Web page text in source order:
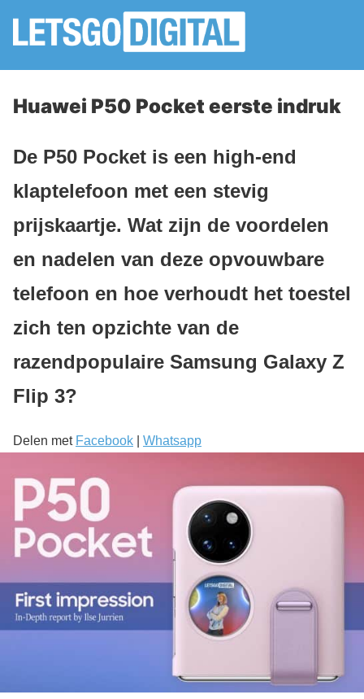
Huawei P50 Pocket eerste indruk
De P50 Pocket is een high-end
klaptelefoon met een stevig
prijskaartje. Wat zijn de voordelen
en nadelen van deze opvouwbare
telefoon en hoe verhoudt het toestel
zich ten opzichte van de
razendpopulaire Samsung Galaxy Z
Flip 3?
Delen met Facebook Whatsapp